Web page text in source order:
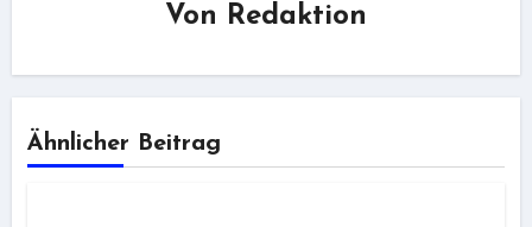
Von Redaktion
Ähnlicher Beitrag